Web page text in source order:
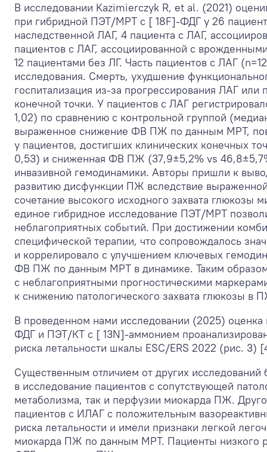
В исследовании Kazimierczyk R, et al. (2021)
при гибридной ПЭТ/МРТ с [ 18F]-ФДГ у 26
наследственной ЛАГ, 4 пациента с ЛАГ,
пациентов с ЛАГ, ассоциированной с
12 пациентами без ЛГ. Часть пациентов с ЛАГ
исследования. Смерть, ухудшение
госпитализация из-за прогрессирования ЛАГ
конечной точки. У пациентов с ЛАГ
1,02) по сравнению с контрольной группой
выраженное снижение ФВ ПЖ по данным МРТ,
у пациентов, достигших клинических конечных
0,53) и сниженная ФВ ПЖ (37,9±5,2% vs
инвазивной гемодинамики. Авторы пришли к
развитию дисфункции ПЖ вследствие
сочетание высокого исходного захвата
единое гибридное исследование ПЭТ/МРТ
неблагоприятных событий. При достижении
специфической терапии, что сопровождалось
и коррелировало с улучшением ключевых
ФВ ПЖ по данным МРТ в динамике. Таким
с неблагоприятными прогностическими
к снижению патологического захвата глюкозы в
В проведенном нами исследовании (2025)
ФДГ и ПЭТ/КТ с [ 13N]-аммонием
риска летальности шкалы ESC/ERS 2022 (рис. 3)
Существенным отличием от других
в исследование пациентов с сопутствующей
метаболизма, так и перфузии миокарда ПЖ.
пациентов с ИЛАГ с положительным
риска летальности и имели признаки легкой
миокарда ПЖ по данным МРТ. Пациенты низкого